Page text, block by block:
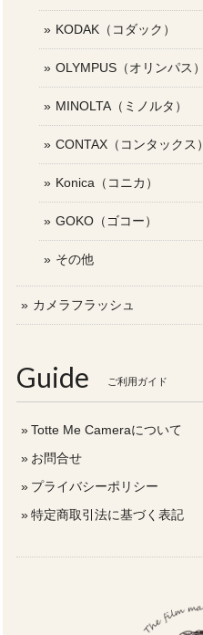
KODAK（コダック）
OLYMPUS（オリンパス）
MINOLTA（ミノルタ）
CONTAX（コンタックス）
Konica（コニカ）
GOKO（ゴコー）
その他
カメラフラッシュ
Guide ご利用ガイド
Totte Me Cameraについて
お問合せ
プライバシーポリシー
特定商取引法に基づく表記